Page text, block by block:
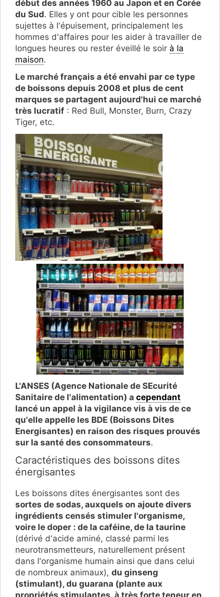
début des années 1960 au Japon et en Corée
du Sud. Elles y ont pour cible les personnes
sujettes à l'épuisement, principalement les
hommes d'affaires pour les aider à travailler de
longues heures ou rester éveillé le soir à la
maison.
Le marché français a été envahi par ce type
de boissons depuis 2008 et plus de cent
marques se partagent aujourd'hui ce marché
très lucratif : Red Bull, Monster, Burn, Crazy
Tiger, etc.
L'ANSES (Agence Nationale de SEcurité
Sanitaire de l'alimentation) a cependant
lancé un appel à la vigilance vis à vis de ce
qu'elle appelle les BDE (Boissons Dites
Energisantes) en raison des risques prouvés
sur la santé des consommateurs.
Caractéristiques des boissons dites
énergisantes
Les boissons dites énergisantes sont des
sortes de sodas, auxquels on ajoute divers
ingrédients censés stimuler l'organisme,
voire le doper : de la caféine, de la taurine
(dérivé d'acide aminé, classé parmi les
neurotransmetteurs, naturellement présent
dans l'organisme humain ainsi que dans celui
de nombreux animaux), du ginseng
(stimulant), du guarana (plante aux
propriétés stimulantes, à très forte teneur en